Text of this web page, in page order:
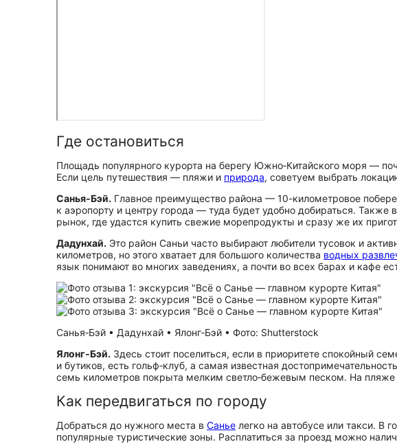
Где остановиться
Площадь популярного курорта на берегу Южно‑Китайского моря —
Если цель путешествия — пляжи и природа, советуем выбрать
Санья‑Бэй. Главное преимущество района — 10-километровое
к аэропорту и центру города — туда будет удобно добираться. Также
рынок, где удастся купить свежие морепродукты и сразу же их
Дадунхай. Это район Саньи часто выбирают любители тусовок и
километров, но этого хватает для большого количества водных
язык понимают во многих заведениях, а почти во всех барах и кафе
Санья‑Бэй • Дадунхай • Ялонг‑Бэй • Фото: Shutterstock
Ялонг‑Бэй. Здесь стоит поселиться, если в приоритете спокойный
и бутиков, есть гольф‑клуб, а самая известная
семь километров покрыта мелким светло‑бежевым песком. На
Как передвигаться по городу
Добраться до нужного места в Санье легко на автобусе или такси. В
популярные туристические зоны. Расплатиться за проезд можно